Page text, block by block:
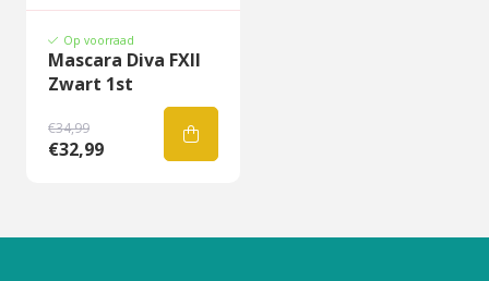
Op voorraad
Mascara Diva FXII
Zwart 1st
€34,99
€32,99